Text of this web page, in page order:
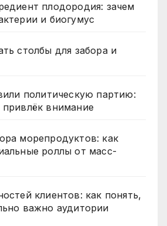
плодородия: зачем
и биогумус
столбы для забора и
политическую партию:
внимание
морепродуктов: как
роллы от масс-
клиентов: как понять,
важно аудитории